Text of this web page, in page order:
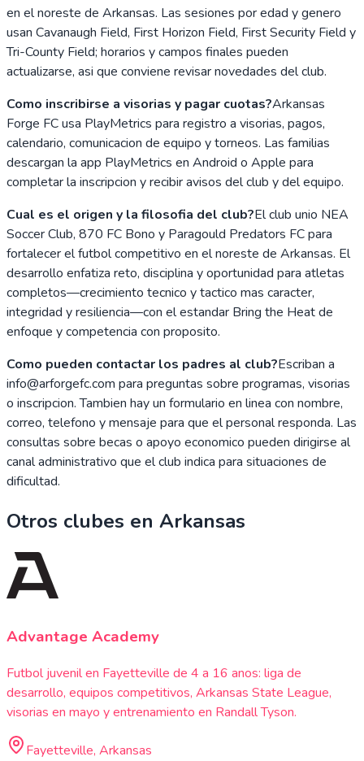
en el noreste de Arkansas. Las sesiones por edad y genero
usan Cavanaugh Field, First Horizon Field, First Security Field y
Tri-County Field; horarios y campos finales pueden
actualizarse, asi que conviene revisar novedades del club.
Como inscribirse a visorias y pagar cuotas?Arkansas
Forge FC usa PlayMetrics para registro a visorias, pagos,
calendario, comunicacion de equipo y torneos. Las familias
descargan la app PlayMetrics en Android o Apple para
completar la inscripcion y recibir avisos del club y del equipo.
Cual es el origen y la filosofia del club?El club unio NEA
Soccer Club, 870 FC Bono y Paragould Predators FC para
fortalecer el futbol competitivo en el noreste de Arkansas. El
desarrollo enfatiza reto, disciplina y oportunidad para atletas
completos—crecimiento tecnico y tactico mas caracter,
integridad y resiliencia—con el estandar Bring the Heat de
enfoque y competencia con proposito.
Como pueden contactar los padres al club?Escriban a
info@arforgefc.com para preguntas sobre programas, visorias
o inscripcion. Tambien hay un formulario en linea con nombre,
correo, telefono y mensaje para que el personal responda. Las
consultas sobre becas o apoyo economico pueden dirigirse al
canal administrativo que el club indica para situaciones de
dificultad.
Otros clubes en Arkansas
Advantage Academy
Futbol juvenil en Fayetteville de 4 a 16 anos: liga de
desarrollo, equipos competitivos, Arkansas State League,
visorias en mayo y entrenamiento en Randall Tyson.
Fayetteville, Arkansas